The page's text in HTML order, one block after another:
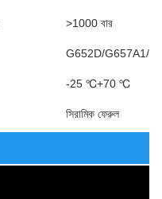
>1000 বার
G652D/G657A1/
-25 ℃+70 ℃
সিরামিক ফেরুল